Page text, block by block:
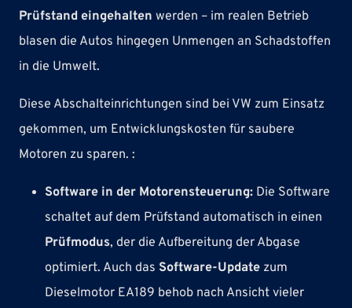
Prüfstand eingehaltenwerden – im realen Betrieb
blasen die Autos hingegen Unmengen an Schadstoffen
in die Umwelt.
Diese Abschalteinrichtungen sind bei VW zum Einsatz
gekommen, um Entwicklungskosten für saubere
Motoren zu sparen. :
Software in der Motorensteuerung: Die Software
schaltet auf dem Prüfstand automatisch in einen
Prüfmodus, der die Aufbereitung der Abgase
optimiert. Auch das Software-Updatezum
Dieselmotor EA189 behob nach Ansicht vieler